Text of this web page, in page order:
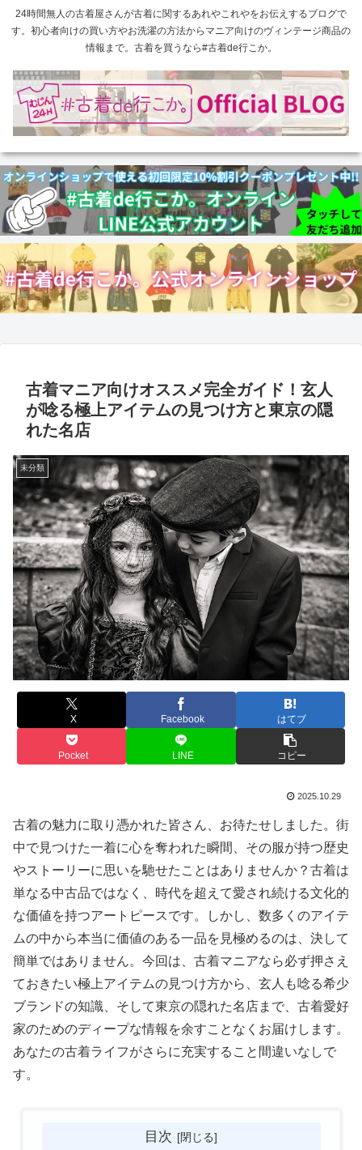
24時間無人の古着屋さんが古着に関するあれやこれやをお伝えするブログで
す。初心者向けの買い方やお洗濯の方法からマニア向けのヴィンテージ商品の
情報まで。古着を買うなら#古着de行こか。
古着マニア向けオススメ完全ガイド！玄人
が唸る極上アイテムの見つけ方と東京の隠
れた名店
未分類
X Facebook はてブ
Pocket LINE コピー
2025.10.29
古着の魅力に取り憑かれた皆さん、お待たせしました。街
中で見つけた一着に心を奪われた瞬間、その服が持つ歴史
やストーリーに思いを馳せたことはありませんか？古着は
単なる中古品ではなく、時代を超えて愛され続ける文化的
な価値を持つアートピースです。しかし、数多くのアイテ
ムの中から本当に価値のある一品を見極めるのは、決して
簡単ではありません。今回は、古着マニアなら必ず押さえ
ておきたい極上アイテムの見つけ方から、玄人も唸る希少
ブランドの知識、そして東京の隠れた名店まで、古着愛好
家のためのディープな情報を余すことなくお届けします。
あなたの古着ライフがさらに充実すること間違いなしで
す。
目次